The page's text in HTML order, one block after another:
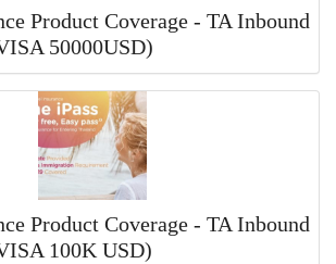
Product Coverage - TA Inbound
50000USD)
Product Coverage - TA Inbound
100K USD)